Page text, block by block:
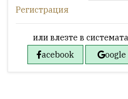
Регистрация
или влезте в
acebook
oogle